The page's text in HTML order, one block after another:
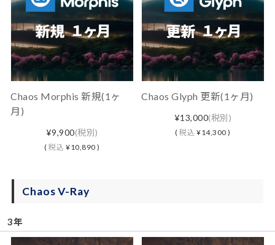
Chaos Morphis 新規(1ヶ
月)
¥9,900(税別)
(税込 ¥10,890 )
Chaos Glyph 更新(1ヶ月)
¥13,000(税別)
(税込 ¥14,300 )
Chaos V-Ray
3年